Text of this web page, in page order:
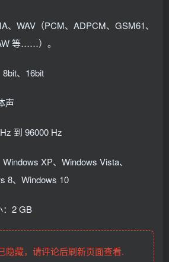
、WAV（PCM、ADPCM、GSM61、
等……）。
、16bit
声
到 96000 Hz
XP、Windows Vista、
8、Windows 10
：2 GB
藏，请评论后刷新页面查看.